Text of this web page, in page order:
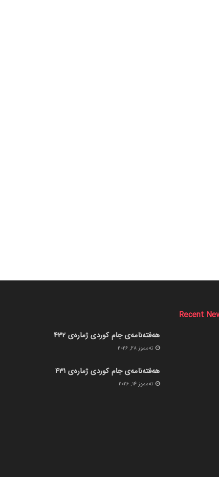
Recent
هەفتەنامەی جام کوردی ژمارەی 432
ته‌مموز 28, 2026
هەفتەنامەی جام کوردی ژمارەی 431
ته‌مموز 14, 2026